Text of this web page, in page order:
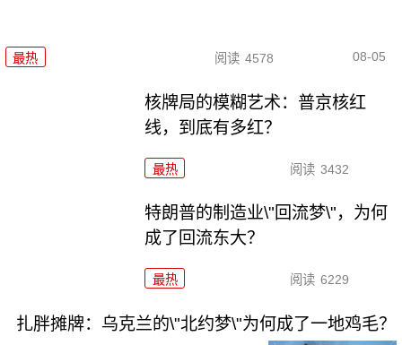
最热 阅读 4578 08-05
核牌局的模糊艺术：普京核红
线，到底有多红？
最热 阅读 3432
特朗普的制造业\"回流梦\"，为何
成了回流东大？
最热 阅读 6229
扎胖摊牌：乌克兰的\"北约梦\"为何成了一地鸡毛？